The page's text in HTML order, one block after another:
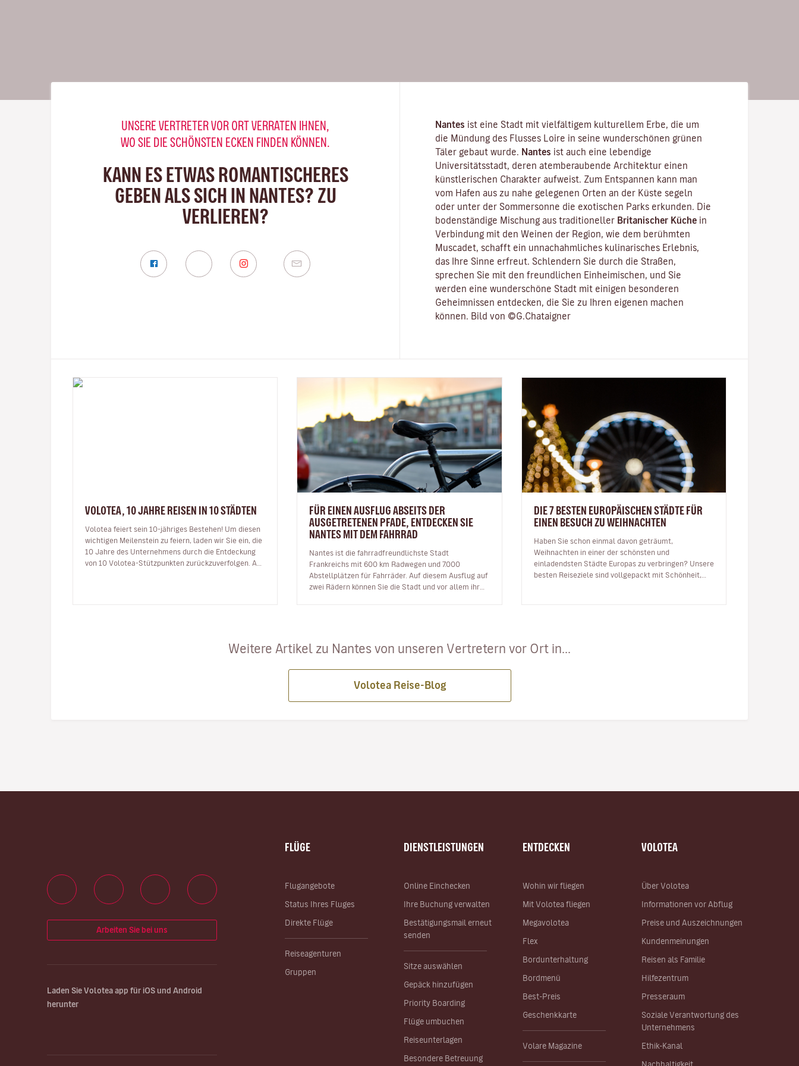
UNSERE VERTRETER VOR ORT VERRATEN IHNEN,
WO SIE DIE SCHÖNSTEN ECKEN FINDEN KÖNNEN.
KANN ES ETWAS ROMANTISCHERES
GEBEN ALS SICH IN NANTES? ZU
VERLIEREN?
Nantes ist eine Stadt mit vielfältigem kulturellem Erbe, die um
die Mündung des Flusses Loire in seine wunderschönen grünen
Täler gebaut wurde.
Nantes ist auch eine lebendige
Universitätsstadt , deren atemberaubende Architektur einen
künstlerischen Charakter aufweist. Zum Entspannen kann man
vom Hafen aus zu nahe gelegenen Orten an der Küste segeln
oder unter der Sommersonne die exotischen Parks erkunden. Die
bodenständige Mischung aus traditioneller Britanischer Küche in
Verbindung mit den Weinen der Region, wie dem berühmten
Muscadet , schafft ein unnachahmliches kulinarisches Erlebnis,
das Ihre Sinne erfreut. Schlendern Sie durch die Straßen,
sprechen Sie mit den freundlichen Einheimischen, und Sie
werden eine wunderschöne Stadt mit einigen besonderen
Geheimnissen entdecken, die Sie zu Ihren eigenen machen
können. Bild von ©G.Chataigner
VOLOTEA, 10 JAHRE REISEN IN 10 STÄDTEN
Volotea feiert sein 10-jähriges Bestehen! Um diesen
wichtigen Meilenstein zu feiern, laden wir Sie ein, die
10 Jahre des Unternehmens durch die Entdeckung
von 10 Volotea-Stützpunkten zurückzuverfolgen. Am
FÜR EINEN AUSFLUG ABSEITS DER
AUSGETRETENEN PFADE, ENTDECKEN SIE
NANTES MIT DEM FAHRRAD
Nantes ist die fahrradfreundlichste Stadt
Frankreichs mit 600 km Radwegen und 7.000
Abstellplätzen für Fahrräder. Auf diesem Ausflug auf
zwei Rädern können Sie die Stadt und vor allem ihre
DIE 7 BESTEN EUROPÄISCHEN STÄDTE FÜR
EINEN BESUCH ZU WEIHNACHTEN
Haben Sie schon einmal davon geträumt,
Weihnachten in einer der schönsten und
einladendsten Städte Europas zu verbringen? Unsere
besten Reiseziele sind vollgepackt mit Schönheit,
Weitere Artikel zu Nantes von unseren Vertretern vor Ort in...
Volotea Reise-Blog
FLÜGE
Flugangebote
Status Ihres Fluges
Direkte Flüge
Reiseagenturen
Gruppen
DIENSTLEISTUNGEN
Online Einchecken
Ihre Buchung verwalten
Bestätigungsmail erneut
senden
Sitze auswählen
Gepäck hinzufügen
Priority Boarding
Flüge umbuchen
Reiseunterlagen
Besondere Betreuung
ENTDECKEN
Wohin wir fliegen
Mit Volotea fliegen
Megavolotea
Flex
Bordunterhaltung
Bordmenü
Best-Preis
Geschenkkarte
Volare Magazine
VOLOTEA
Über Volotea
Informationen vor Abflug
Preise und Auszeichnungen
Kundenmeinungen
Reisen als Familie
Hilfezentrum
Presseraum
Soziale Verantwortung des
Unternehmens
Ethik-Kanal
Arbeiten Sie bei uns
Laden Sie Volotea app für iOS und Android
herunter